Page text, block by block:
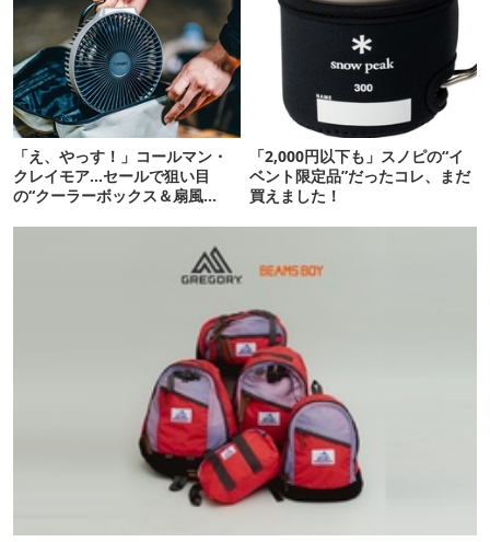
「え、やっす！」コールマン・
クレイモア…セールで狙い目
の“クーラーボックス＆扇風
「2,000円以下も」スノピの“イ
ベント限定品”だったコレ、まだ
買えました！